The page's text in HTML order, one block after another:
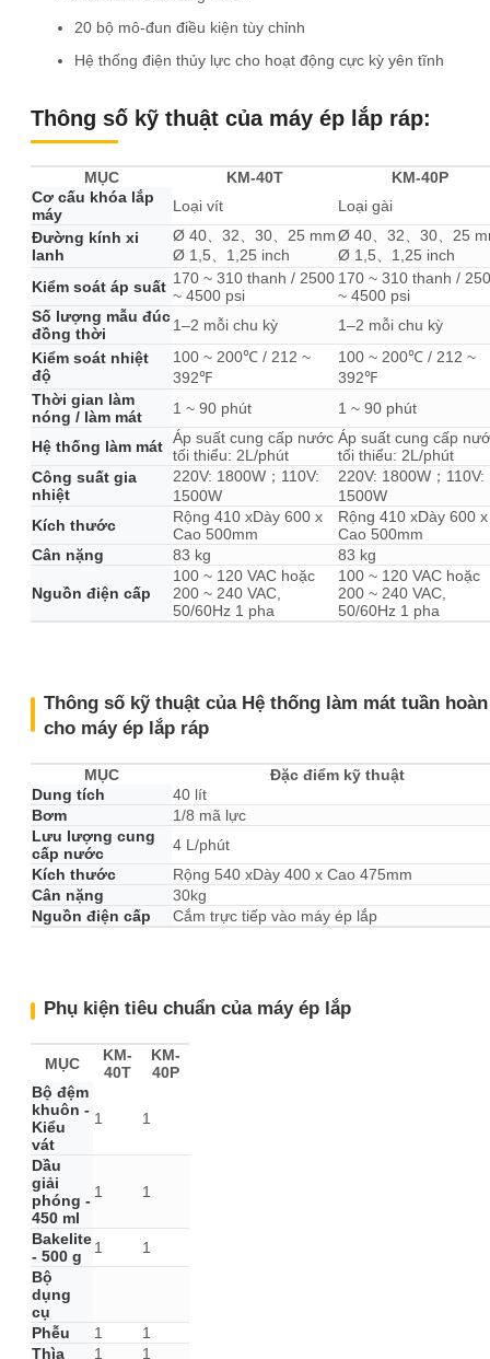
20 bộ mô-đun điều kiện tùy chỉnh
Hệ thống điện thủy lực cho hoạt động cực kỳ yên tĩnh
Thông số kỹ thuật của máy ép lắp ráp:
MỤC KM-40T
KM-40P
Cơ cấu khóa lắp
máy
Loại vít
Loại gài
Đường kính xi
lanh
Ø 40、32、30、25 mm
Ø 1,5、1,25 inch
Ø 40、32、30、25
Ø 1,5、1,25 inch
Kiểm soát áp suất 170 ~ 310 thanh / 2500
~ 4500 psi
170 ~ 310 thanh /
~ 4500 psi
Số lượng mẫu đúc
đồng thời
1–2 mỗi chu kỳ
1–2 mỗi chu kỳ
Kiểm soát nhiệt
độ
100 ~ 200℃ / 212 ~
392℉
100 ~ 200℃ / 212 ~
392℉
Thời gian làm
nóng / làm mát
1 ~ 90 phút 1 ~ 90 phút
Hệ thống làm mát Áp suất cung cấp nước
tối thiểu: 2L/phút
Áp suất cung cấp
tối thiểu: 2L/phút
Công suất gia
nhiệt
220V: 1800W；110V:
1500W
220V: 1800W；110V:
1500W
Kích thước
Rộng 410 xDày 600 x
Cao 500mm
Rộng 410 xDày 600 x
Cao 500mm
Cân nặng
83 kg 83 kg
Nguồn điện cấp
100 ~ 120 VAC hoặc
200 ~ 240 VAC,
50/60Hz 1 pha
100 ~ 120 VAC hoặc
200 ~ 240 VAC,
50/60Hz 1 pha
Thông số kỹ thuật của Hệ thống làm mát tuần hoàn
cho máy ép lắp ráp
MỤC
Đặc điểm kỹ thuật
Dung tích
40 lít
Bơm
1/8 mã lực
Lưu lượng cung
cấp nước
4 L/phút
Kích thước
Rộng 540 xDày 400 x Cao 475mm
Cân nặng
30kg
Nguồn điện cấp
Cắm trực tiếp vào máy ép lắp
Phụ kiện tiêu chuẩn của máy ép lắp
MỤC
KM-
40T
KM-
40P
Bộ đệm
khuôn -
Kiểu
vát
1 1
Dầu
giải
phóng -
450 ml
1 1
Bakelite
- 500 g
1
1
Bộ
dụng
cụ
Phễu
1
1
Thìa
1
1